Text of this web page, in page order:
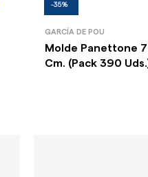
-35%
GARCÍA DE POU
Molde Panettone
Cm. (Pack 390